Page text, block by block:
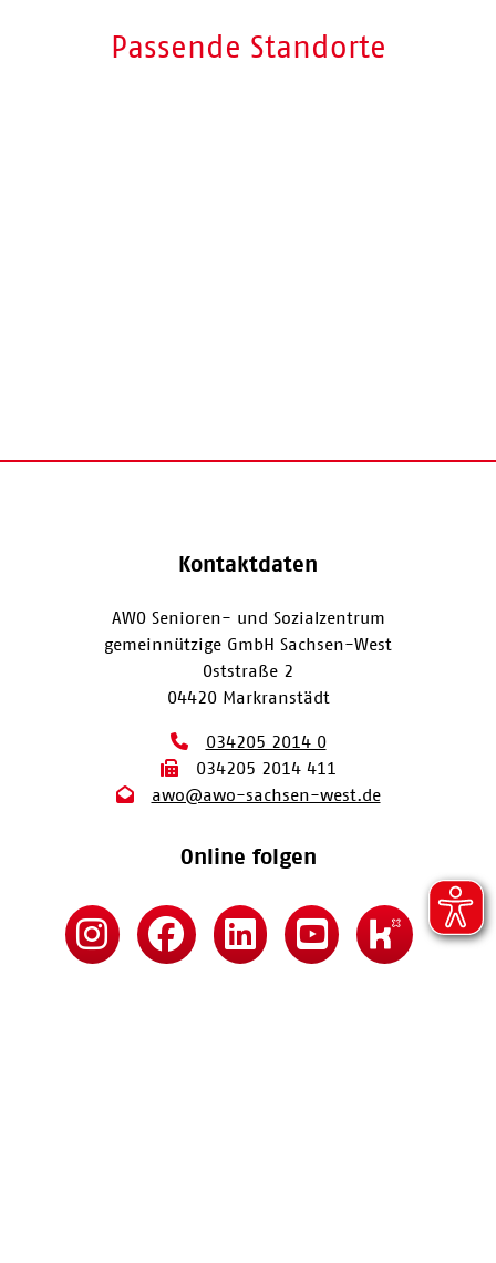
Passende Standorte
Kontaktdaten
AWO Senioren- und Sozialzentrum
gemeinnützige GmbH Sachsen-West
Oststraße 2
04420 Markranstädt
034205 2014 0
034205 2014 411
awo@awo-sachsen-west.de
Online folgen